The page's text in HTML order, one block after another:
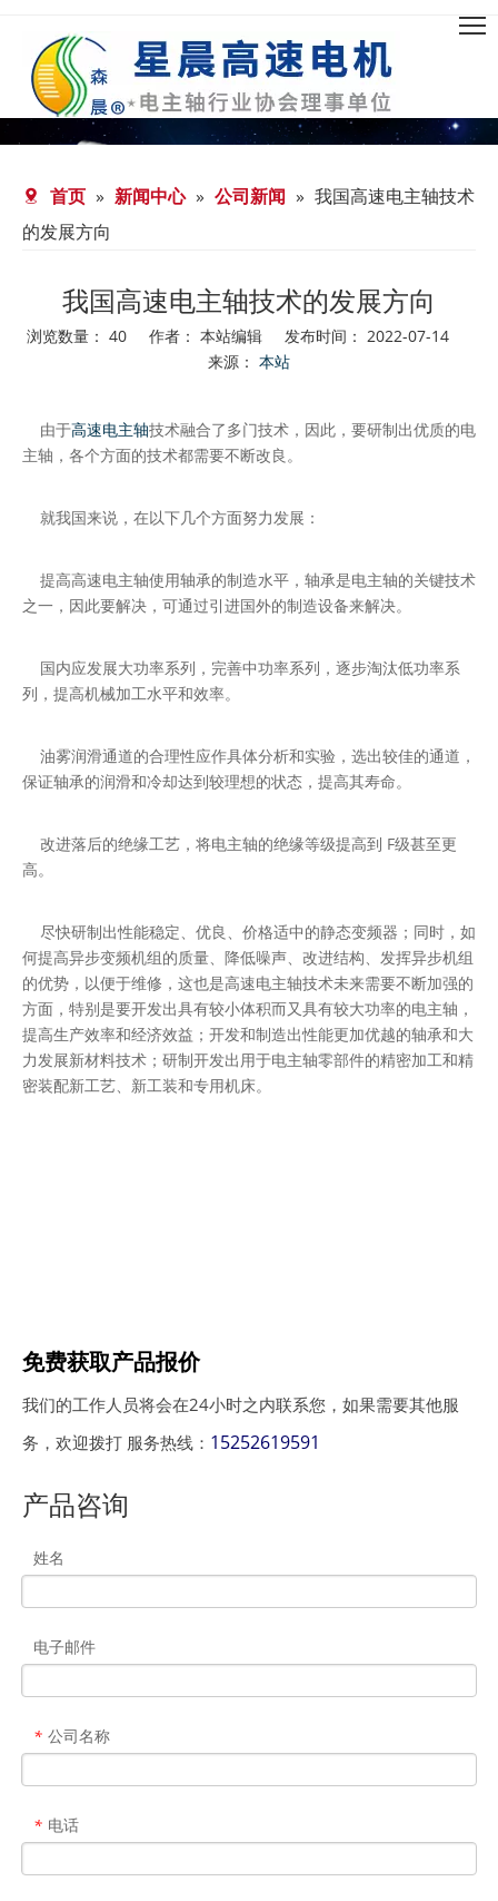
首页 » 新闻中心 » 公司新闻 » 我国高速电主轴技术
的发展方向
我国高速电主轴技术的发展方向
浏览数量： 40 作者： 本站编辑 发布时间： 2022-07-14
来源： 本站
由于高速电主轴技术融合了多门技术，因此，要研制出优质的电
主轴，各个方面的技术都需要不断改良。
就我国来说，在以下几个方面努力发展：
提高高速电主轴使用轴承的制造水平，轴承是电主轴的关键技术
之一，因此要解决，可通过引进国外的制造设备来解决。
国内应发展大功率系列，完善中功率系列，逐步淘汰低功率系
列，提高机械加工水平和效率。
油雾润滑通道的合理性应作具体分析和实验，选出较佳的通道，
保证轴承的润滑和冷却达到较理想的状态，提高其寿命。
改进落后的绝缘工艺，将电主轴的绝缘等级提高到 F级甚至更
高。
尽快研制出性能稳定、优良、价格适中的静态变频器；同时，如
何提高异步变频机组的质量、降低噪声、改进结构、发挥异步机组
的优势，以便于维修，这也是高速电主轴技术未来需要不断加强的
方面，特别是要开发出具有较小体积而又具有较大功率的电主轴，
提高生产效率和经济效益；开发和制造出性能更加优越的轴承和大
力发展新材料技术；研制开发出用于电主轴零部件的精密加工和精
密装配新工艺、新工装和专用机床。
免费获取产品报价
我们的工作人员将会在24小时之内联系您，如果需要其他服
务，欢迎拨打 服务热线： 15252619591
产品咨询
姓名
电子邮件
* 公司名称
* 电话